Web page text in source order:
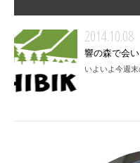
2014.10.08
響の森で会い
いよいよ今週末